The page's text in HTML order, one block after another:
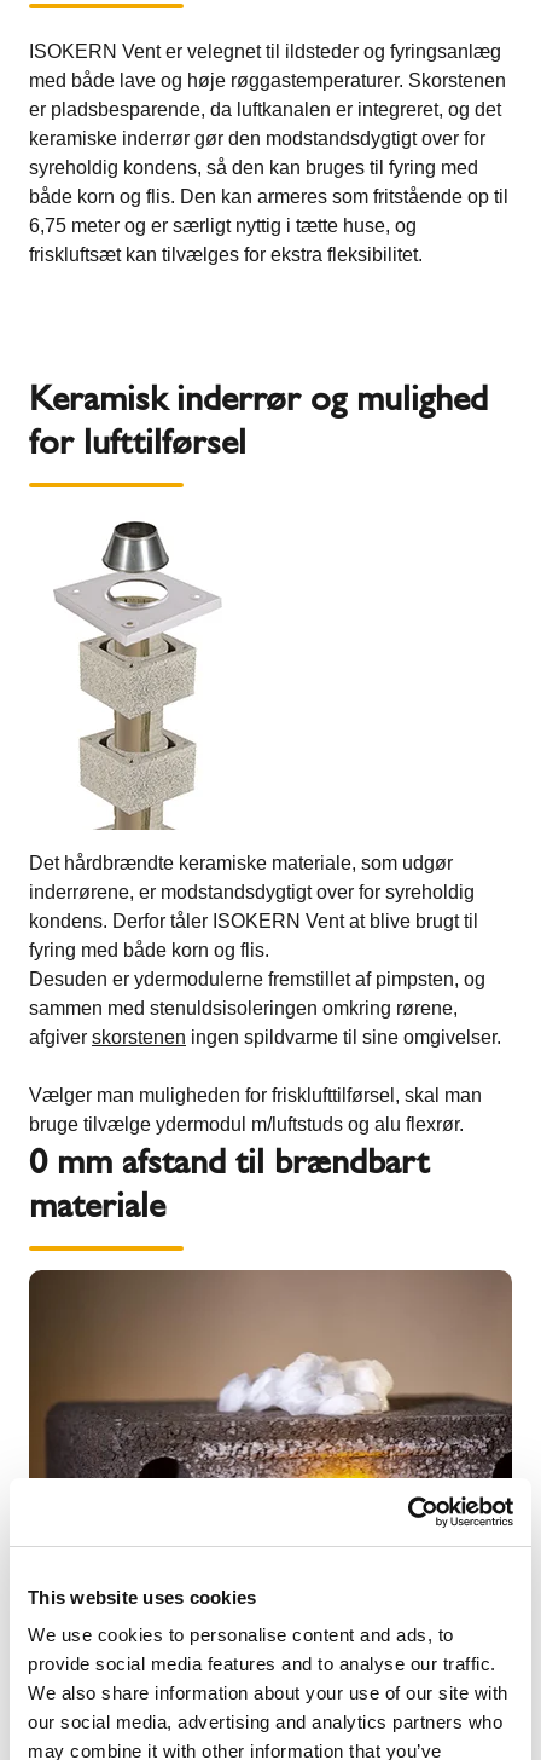
This website uses cookies
We use cookies to personalise content and ads, to
provide social media features and to analyse our traffic.
We also share information about your use of our site with
our social media, advertising and analytics partners who
may combine it with other information that you’ve
ISOKERN Vent er velegnet til ildsteder og fyringsanlæg
med både lave og høje røggastemperaturer. Skorstenen
er pladsbesparende, da luftkanalen er integreret, og det
keramiske inderrør gør den modstandsdygtigt over for
syreholdig kondens, så den kan bruges til fyring med
både korn og flis. Den kan armeres som fritstående op til
6,75 meter og er særligt nyttig i tætte huse, og
friskluftsæt kan tilvælges for ekstra fleksibilitet.
Keramisk inderrør og mulighed
for lufttilførsel
Det hårdbrændte keramiske materiale, som udgør
inderrørene, er modstandsdygtigt over for syreholdig
kondens. Derfor tåler ISOKERN Vent at blive brugt til
fyring med både korn og flis.
Desuden er ydermodulerne fremstillet af pimpsten, og
sammen med stenuldsisoleringen omkring rørene,
afgiver skorstenen ingen spildvarme til sine omgivelser.
Vælger man muligheden for frisklufttilførsel, skal man
bruge tilvælge ydermodul m/luftstuds og alu flexrør.
0 mm afstand til brændbart
materiale
Skorstenselementerne
er lavet af isolerende pimpsten,
så selve skorstenen aldrig når høje temperaturer på
overfladen. Hvis røggastemperaturen ikke overstiger
400 grader C, er Schiedel ISOKERN Vent CE-mærket
med 0-afstand til brændbart materiale.